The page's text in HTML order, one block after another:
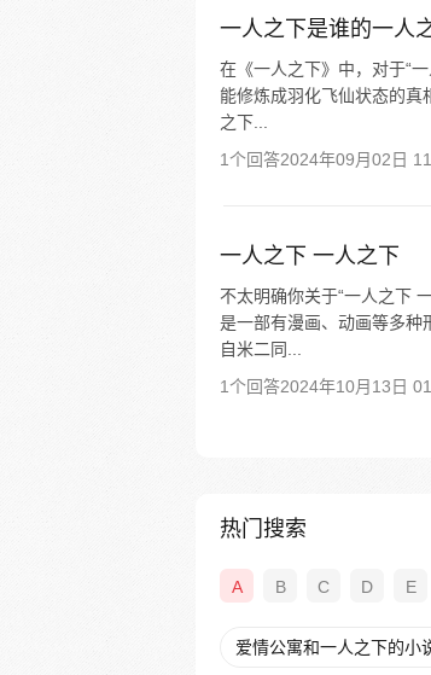
一人之下是谁的一人
在《一人之下》中，对于“
能修炼成羽化飞仙状态的真
之下...
1个回答2024年09月02日
一人之下 一人之下
不太明确你关于“一人之下
是一部有漫画、动画等多种
自米二同...
1个回答2024年10月13日
热门搜索
A B C D E
爱情公寓和一人之下的小